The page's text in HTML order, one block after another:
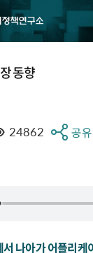
동향
24862
공
나아가 어플리케